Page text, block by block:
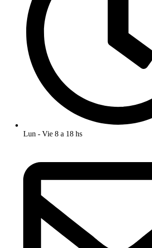
Lun - Vie 8 a 18 hs